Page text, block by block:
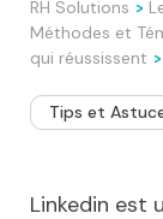
RH Solutions >
Méthodes et
qui réussissent >
Tips et
Linkedin est